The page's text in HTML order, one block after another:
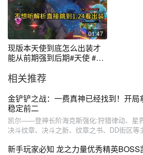
01:47
现版本天使到底怎么出装才
能从前期强到后期#天使 #凯
相关推荐
金铲铲之战：一费真神已经找到！开
稳定前二
凯尔——登神长阶海克斯强化:狩猎律动、星
决斗纹章、决斗之新、纹章之书、DD街区等
新手玩家必知 龙之力量优秀精英BOSS